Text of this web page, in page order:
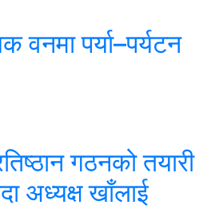
वनमा पर्या–पर्यटन
गठनको तयारी
अध्यक्ष खाँलाई